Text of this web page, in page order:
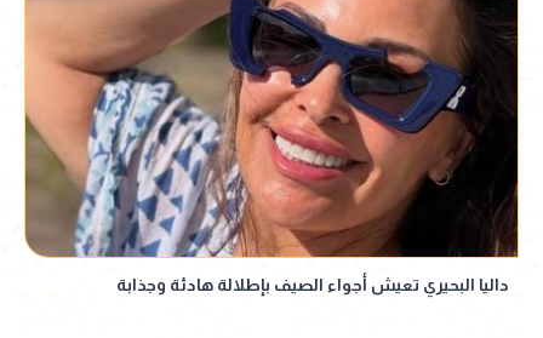
داليا البحيري تعيش أجواء الصيف بإطلالة هادئة وجذابة